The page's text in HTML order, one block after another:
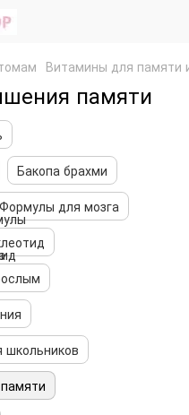
Витамины для памяти
памяти
Бакопа брахми
Формулы для мозга